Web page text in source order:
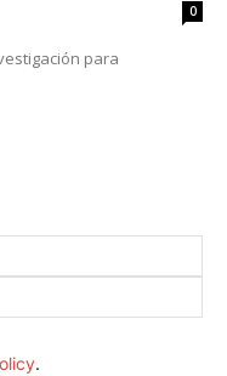
0
para
.